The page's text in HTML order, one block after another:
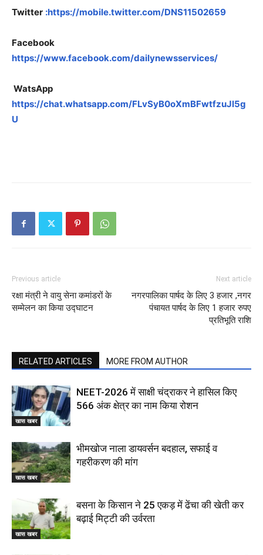
Twitter :https://mobile.twitter.com/DNS11502659
Facebook
https://www.facebook.com/dailynewsservices/
WatsApp
https://chat.whatsapp.com/FLvSyB0oXmBFwtfzuJl5g
U
Previous article
रक्षा मंत्री ने वायु सेना कमांडरों के
सम्मेलन का किया उद्घाटन
Next article
नगरपालिका पार्षद के लिए 3 हजार ,नगर
पंचायत पार्षद के लिए 1 हजार रुपए
प्रतिभूति राशि
RELATED ARTICLES MORE FROM AUTHOR
खास खबर
NEET-2026 में साक्षी चंद्राकर ने हासिल किए
566 अंक क्षेत्र का नाम किया रोशन
खास खबर
भीमखोज नाला डायवर्सन बदहाल, सफाई व
गहरीकरण की मांग
खास खबर
बसना के किसान ने 25 एकड़ में ढेंचा की खेती कर
बढ़ाई मिट्टी की उर्वरता